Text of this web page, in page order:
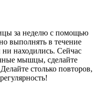
за неделю с помощью
выполнять в течение
находились. Сейчас
мышцы, сделайте
столько повторов,